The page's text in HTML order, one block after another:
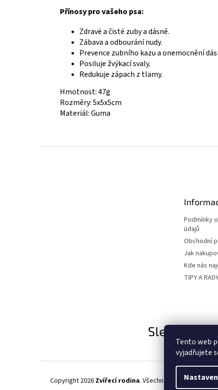
Tento web
vyjadřujete
Přínosy pro vašeho psa:
Zdravé a čisté zuby a dásně.
Zábava a odbourání nudy.
Prevence zubního kazu a onemocnění
Posiluje žvýkací svaly.
Redukuje zápach z tlamy.
Hmotnost: 47g
Rozměry: 5x5x5cm
Materiál: Guma
Podmínky
údajů
Obchodní
Jak
Kde nás
TIPY A
Sledujte
Copyright 2026 Zvířecí rodina. Všechna práva vyhrazena.